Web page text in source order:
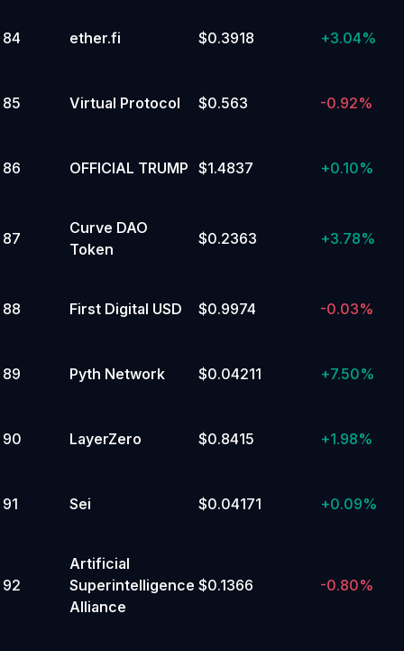
84 ether.fi $0.3918 +3.04%
85 Virtual Protocol $0.563 -0.92%
86 OFFICIAL TRUMP $1.4837 +0.10%
87
Curve DAO
Token
$0.2363 +3.78%
88 First Digital USD $0.9974 -0.03%
89 Pyth Network $0.04211 +7.50%
90 LayerZero $0.8415 +1.98%
91 Sei $0.04171 +0.09%
92
Artificial
Superintelligence
Alliance
$0.1366 -0.80%